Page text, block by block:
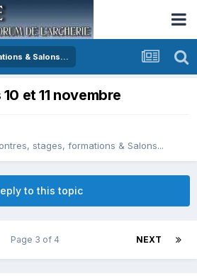
& Salons...
et 11 novembre
stages, formations & Salons...
to this topic
NEXT
Page 3 of 4